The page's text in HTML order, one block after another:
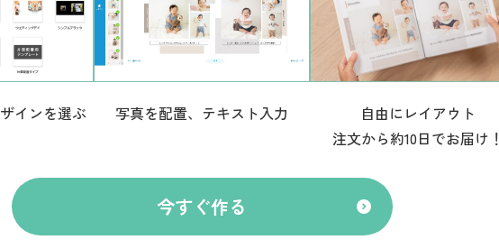
インを選ぶ 写真を配置、テキスト入力
自由にレイアウト
注文から約10日でお届け！
今すぐ作る